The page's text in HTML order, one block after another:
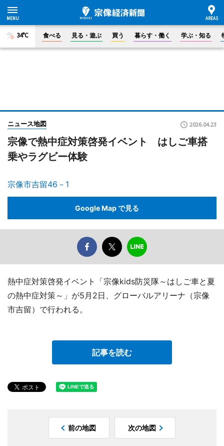
34°C 食べる 見る・遊ぶ 買う 暮らす・働く 学ぶ・知る
ニュース地図 2026.04.23
宗像で熱中症対策啓発イベント はしご車搭
乗やラグビー体験
宗像市吉留46－1
Google Map で見る
熱中症対策啓発イベント「宗像kids防災隊～はしご車と夏
の熱中症対策～」が5月2日、グローバルアリーナ（宗像
市吉留）で行われる。
記事を読む
前の地図 次の地図